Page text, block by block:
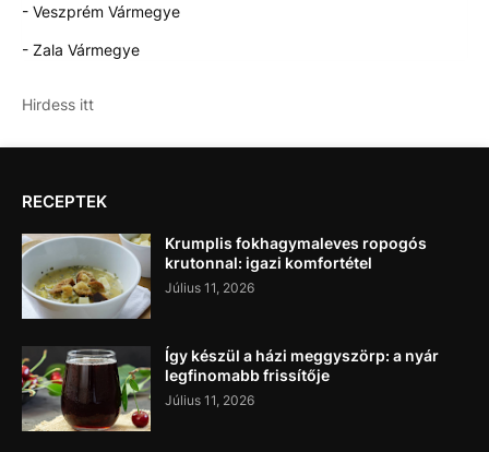
- Veszprém Vármegye
- Zala Vármegye
Hirdess itt
RECEPTEK
Krumplis fokhagymaleves ropogós
krutonnal: igazi komfortétel
Július 11, 2026
Így készül a házi meggyszörp: a nyár
legfinomabb frissítője
Július 11, 2026